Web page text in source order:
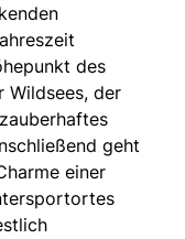
des
Wildsees, der
geht
einer